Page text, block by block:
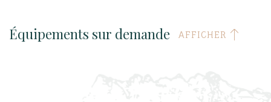
Équipements sur demande AFFICHER